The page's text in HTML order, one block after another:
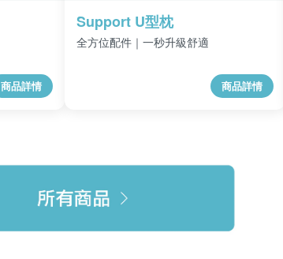
商品詳情
Support U型枕
全方位配件｜一秒升級舒適
商品詳情